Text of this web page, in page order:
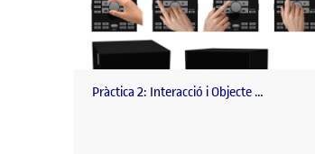
Pràctica 2: Interacció i Objecte …